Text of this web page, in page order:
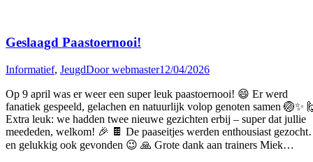
Geslaagd Paastoernooi!
Informatief, JeugdDoorwebmaster12/04/2026
Op 9 april was er weer een super leuk paastoernooi! 😄 Er werd
fanatiek gespeeld, gelachen en natuurlijk volop genoten samen 🏐✨
Extra leuk: we hadden twee nieuwe gezichten erbij – super dat jullie
meededen, welkom! 🎉 🍫 De paaseitjes werden enthousiast
en gelukkig ook gevonden 😉 🙏 Grote dank aan trainers Miek…